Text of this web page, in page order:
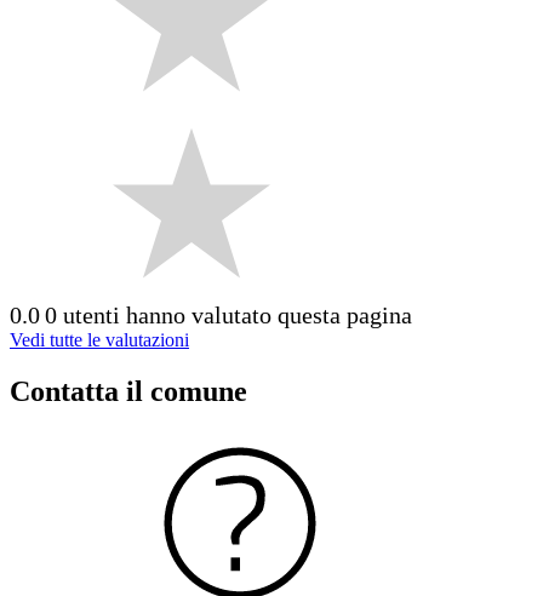
0.00 utenti hanno valutato questa pagina
Vedi tutte le valutazioni
Contatta il comune